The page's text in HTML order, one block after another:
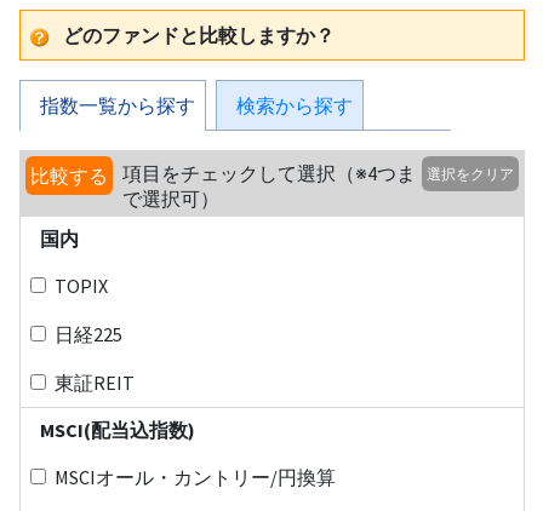
どのファンドと比較しますか？
指数一覧から探す 検索から探す
比較する
項目をチェックして選択（※4つま
で選択可）
選択をクリア
国内
TOPIX
日経225
東証REIT
MSCI(配当込指数)
MSCIオール・カントリー/円換算